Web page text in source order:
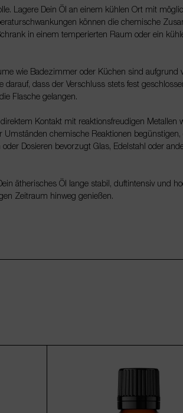
Lagere Dein Öl an einem kühlen Ort mit
können die chemische
in einem temperierten Raum oder ein
wie Badezimmer oder Küchen sind aufgrund
darauf, dass der Verschluss stets fest
Flasche gelangen.
Kontakt mit reaktionsfreudigen Metallen
Umständen chemische Reaktionen begünstigen,
Dosieren bevorzugt Glas, Edelstahl oder
ätherisches Öl lange stabil, duftintensiv und
Zeitraum hinweg genießen.